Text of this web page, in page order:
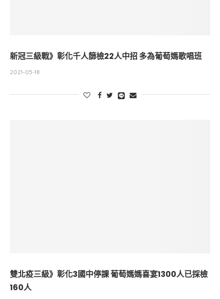
新冠三級戰》彰化千人篩檢22人中招 多為葡萄媽歌唱班
2021-05-18
雙北疫三級》彰化3國中停課 葡萄媽媽喜宴1300人已採檢
160人